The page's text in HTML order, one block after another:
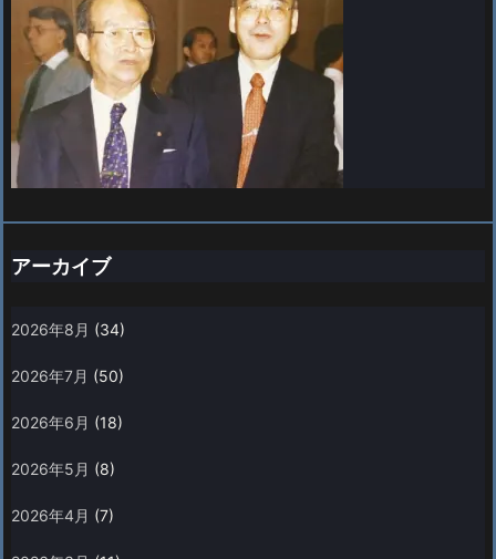
アーカイブ
2026年8月 (34)
2026年7月 (50)
2026年6月 (18)
2026年5月 (8)
2026年4月 (7)